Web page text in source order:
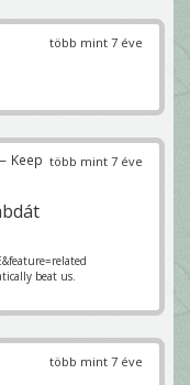
több mint 7 éve
több mint 7 éve
Keep
beat us.
több mint 7 éve